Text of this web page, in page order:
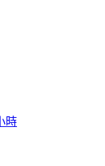
247萬獲緩刑